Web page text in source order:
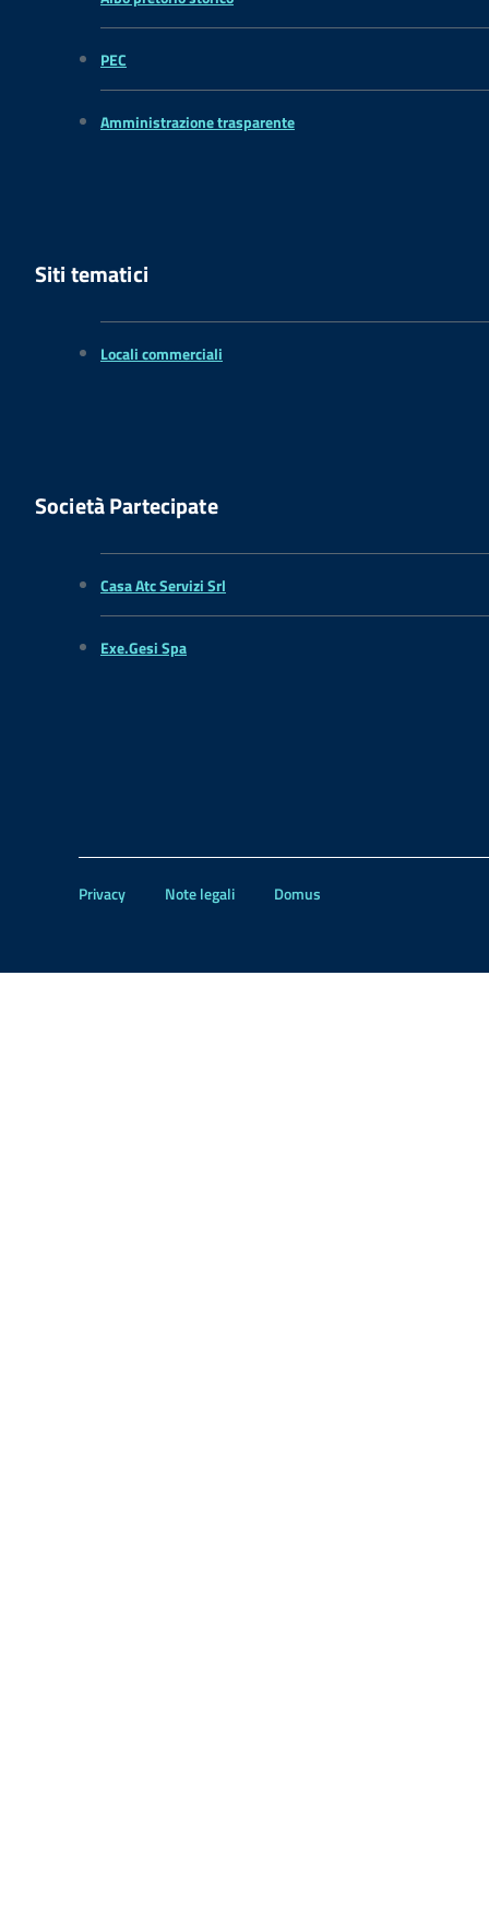
PEC
Amministrazione trasparente
Siti tematici
Locali commerciali
Società Partecipate
Casa Atc Servizi Srl
Exe.Gesi Spa
Privacy Note legali Domus